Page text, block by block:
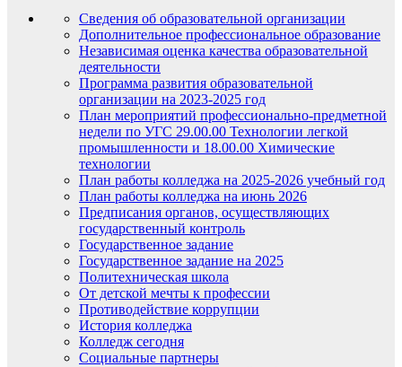
Сведения об образовательной организации
Дополнительное профессиональное образование
Независимая оценка качества образовательной
деятельности
Программа развития образовательной
организации на 2023-2025 год
План мероприятий профессионально-предметной
недели по УГС 29.00.00 Технологии легкой
промышленности и 18.00.00 Химические
технологии
План работы колледжа на 2025-2026 учебный год
План работы колледжа на июнь 2026
Предписания органов, осуществляющих
государственный контроль
Государственное задание
Государственное задание на 2025
Политехническая школа
От детской мечты к профессии
Противодействие коррупции
История колледжа
Колледж сегодня
Социальные партнеры